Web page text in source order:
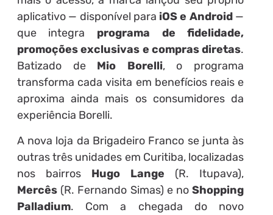
aplicativo — disponível para iOS e Android—
que integra programa de fidelidade,
promoções exclusivas e compras diretas.
Batizado de Mio Borelli, o programa
transforma cada visita em benefícios reais e
aproxima ainda mais os consumidores da
experiência Borelli.
A nova loja da Brigadeiro Franco se junta às
outras três unidades em Curitiba, localizadas
nos bairros Hugo Lange (R. Itupava),
Mercês(R. Fernando Simas) e noShopping
Palladium. Com a chegada do novo